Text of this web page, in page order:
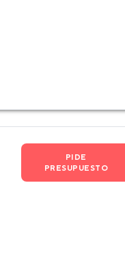
PIDE
PRESUPUESTO